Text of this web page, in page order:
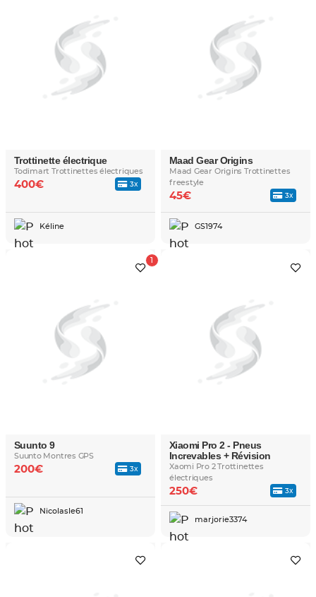
Trottinette électrique
Todimart Trottinettes électriques
3x
400€
Kéline
Maad Gear Origins
Maad Gear Origins Trottinettes
freestyle
3x
45€
GS1974
Suunto 9
Suunto Montres GPS
3x
200€
Nicolasle61
Xiaomi Pro 2 - Pneus
Increvables + Révision
Xaomi Pro 2 Trottinettes
électriques
3x
250€
marjorie3374